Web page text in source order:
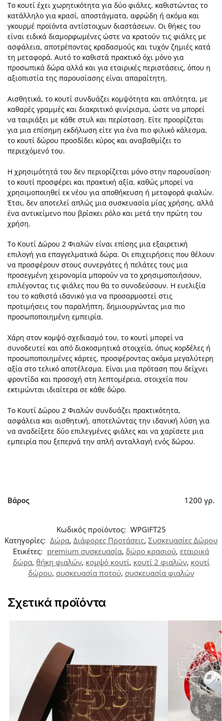
Το κουτί έχει χωρητικότητα για δύο φιάλες, καθιστώντας το
κατάλληλο για κρασί, αποστάγματα, αφρώδη ή ακόμα και
γκουρμέ προϊόντα αντίστοιχων διαστάσεων. Οι θήκες του
είναι ειδικά διαμορφωμένες ώστε να κρατούν τις φιάλες με
ασφάλεια, αποτρέποντας κραδασμούς και τυχόν ζημιές κατά
τη μεταφορά. Αυτό το καθιστά πρακτικό όχι μόνο για
προσωπικά δώρα αλλά και για εταιρικές περιστάσεις, όπου η
αξιοπιστία της παρουσίασης είναι απαραίτητη.
Αισθητικά, το κουτί συνδυάζει κομψότητα και απλότητα, με
καθαρές γραμμές και διακριτικό φινίρισμα, ώστε να μπορεί
να ταιριάξει με κάθε στυλ και περίσταση. Είτε προορίζεται
για μια επίσημη εκδήλωση είτε για ένα πιο φιλικό κάλεσμα,
το κουτί δώρου προσδίδει κύρος και αναβαθμίζει το
περιεχόμενό του.
Η χρησιμότητά του δεν περιορίζεται μόνο στην παρουσίαση·
το κουτί προσφέρει και πρακτική αξία, καθώς μπορεί να
χρησιμοποιηθεί εκ νέου για αποθήκευση ή μεταφορά φιαλών.
Έτσι, δεν αποτελεί απλώς μια συσκευασία μίας χρήσης, αλλά
ένα αντικείμενο που βρίσκει ρόλο και μετά την πρώτη του
χρήση.
Το Κουτί Δώρου 2 Φιαλών είναι επίσης μια εξαιρετική
επιλογή για επαγγελματικά δώρα. Οι επιχειρήσεις που θέλουν
να προσφέρουν στους συνεργάτες ή πελάτες τους μια
προσεγμένη χειρονομία μπορούν να το χρησιμοποιήσουν,
επιλέγοντας τις φιάλες που θα το συνοδεύσουν. Η ευελιξία
του το καθιστά ιδανικό για να προσαρμοστεί στις
προτιμήσεις του παραλήπτη, δημιουργώντας μια πιο
προσωποποιημένη εμπειρία.
Χάρη στον κομψό σχεδιασμό του, το κουτί μπορεί να
συνοδευτεί και από διακοσμητικά στοιχεία, όπως κορδέλες ή
προσωποποιημένες κάρτες, προσφέροντας ακόμα μεγαλύτερη
αξία στο τελικό αποτέλεσμα. Είναι μια πρόταση που δείχνει
φροντίδα και προσοχή στη λεπτομέρεια, στοιχεία που
εκτιμώνται ιδιαίτερα σε κάθε δώρο.
Το Κουτί Δώρου 2 Φιαλών συνδυάζει πρακτικότητα,
ασφάλεια και αισθητική, αποτελώντας την ιδανική λύση για
να αναδείξετε δύο επιλεγμένες φιάλες και να χαρίσετε μια
εμπειρία που ξεπερνά την απλή ανταλλαγή ενός δώρου.
Βάρος 1200 γρ.
Κωδικός προϊόντος: WPGIFT25
Κατηγορίες: Δώρα, Διάφορες Προτάσεις, Συσκευασίες Δώρου
Ετικέτες: premium συσκευασία, δώρο κρασιού, εταιρικά
δώρα, θήκη φιαλών, κομψό κουτί, κουτί 2 φιαλών, κουτί
δώρου, συσκευασία ποτού, συσκευασία φιαλών
Σχετικά προϊόντα